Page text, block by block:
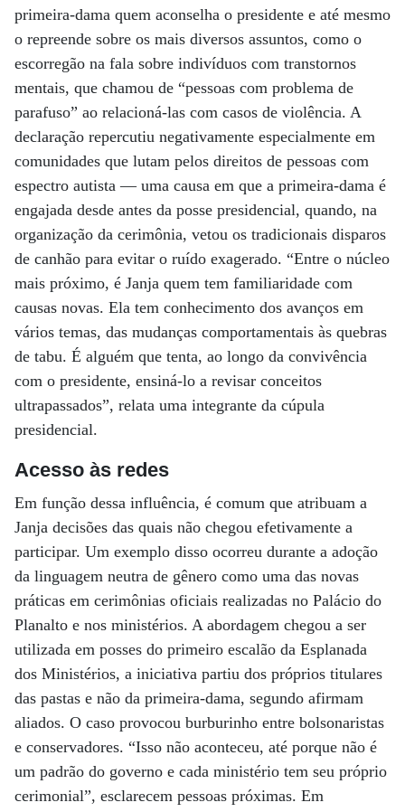
primeira-dama quem aconselha o presidente e até mesmo
o repreende sobre os mais diversos assuntos, como o
escorregão na fala sobre indivíduos com transtornos
mentais, que chamou de “pessoas com problema de
parafuso” ao relacioná-las com casos de violência. A
declaração repercutiu negativamente especialmente em
comunidades que lutam pelos direitos de pessoas com
espectro autista — uma causa em que a primeira-dama é
engajada desde antes da posse presidencial, quando, na
organização da cerimônia, vetou os tradicionais disparos
de canhão para evitar o ruído exagerado. “Entre o núcleo
mais próximo, é Janja quem tem familiaridade com
causas novas. Ela tem conhecimento dos avanços em
vários temas, das mudanças comportamentais às quebras
de tabu. É alguém que tenta, ao longo da convivência
com o presidente, ensiná-lo a revisar conceitos
ultrapassados”, relata uma integrante da cúpula
presidencial.
Acesso às redes
Em função dessa influência, é comum que atribuam a
Janja decisões das quais não chegou efetivamente a
participar. Um exemplo disso ocorreu durante a adoção
da linguagem neutra de gênero como uma das novas
práticas em cerimônias oficiais realizadas no Palácio do
Planalto e nos ministérios. A abordagem chegou a ser
utilizada em posses do primeiro escalão da Esplanada
dos Ministérios, a iniciativa partiu dos próprios titulares
das pastas e não da primeira-dama, segundo afirmam
aliados. O caso provocou burburinho entre bolsonaristas
e conservadores. “Isso não aconteceu, até porque não é
um padrão do governo e cada ministério tem seu próprio
cerimonial”, esclarecem pessoas próximas. Em